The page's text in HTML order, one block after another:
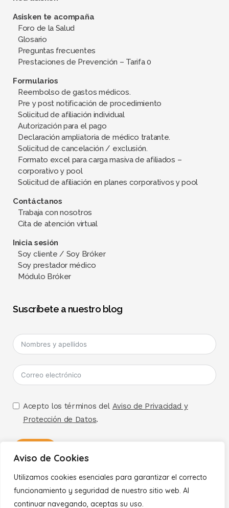
Aviso de Cookies
Utilizamos cookies esenciales para garantizar el correcto
funcionamiento y seguridad de nuestro sitio web. Al
continuar navegando, aceptas su uso.
Asisken te acompaña
Foro de la Salud
Glosario
Preguntas frecuentes
Prestaciones de Prevención – Tarifa 0
Formularios
Reembolso de gastos médicos.
Pre y post notificación de procedimiento
Solicitud de afiliación individual
Autorización para el pago
Declaración ampliatoria de médico tratante.
Solicitud de cancelación / exclusión.
Formato excel para carga masiva de afiliados –
corporativo y pool
Solicitud de afiliación en planes corporativos y pool
Contáctanos
Trabaja con nosotros
Cita de atención virtual
Inicia sesión
Soy cliente / Soy Bróker
Soy prestador médico
Módulo Bróker
Suscríbete a nuestro blog
Acepto los términos del Aviso de Privacidad y
Protección de Datos.
A
l
t
Políticas
Aviso de Privacidad